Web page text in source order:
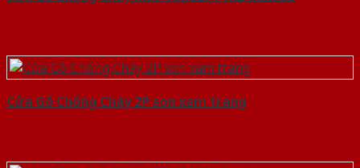
Cửa Gỗ Chống Cháy 2P son xam trang